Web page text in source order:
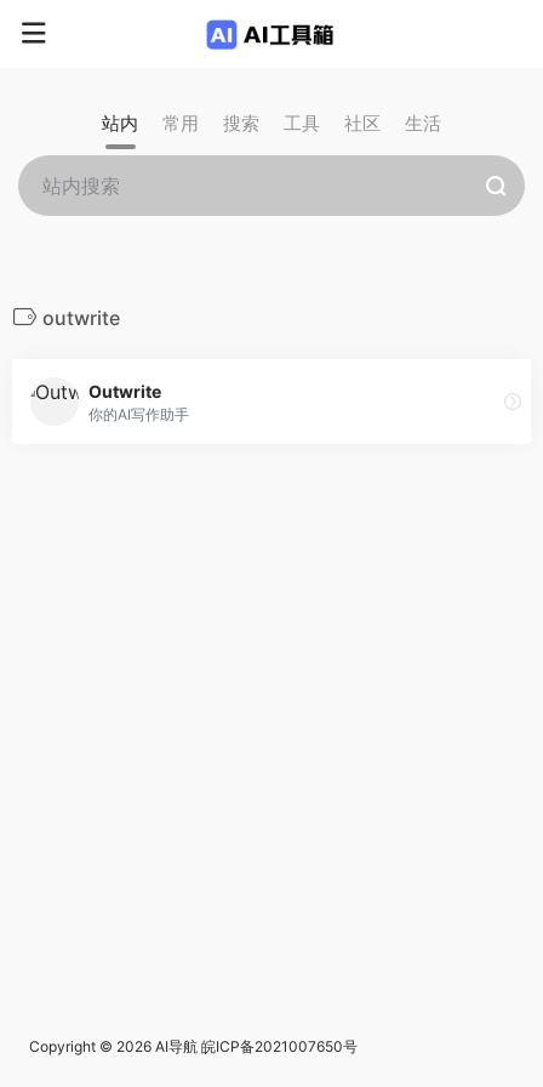
站内 常用 搜索 工具 社区 生活
outwrite
Outwrite
你的AI写作助手
Copyright © 2026 AI导航 皖ICP备2021007650号